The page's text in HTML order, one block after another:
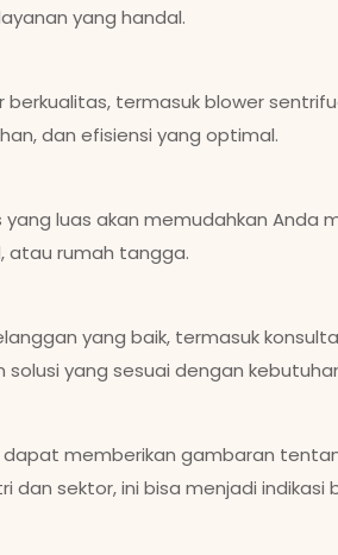
yang handal.
termasuk blower
dan efisiensi yang optimal.
luas akan memudahkan Anda
atau rumah tangga.
yang baik, termasuk
yang sesuai dengan
memberikan gambaran
sektor, ini bisa menjadi indikasi